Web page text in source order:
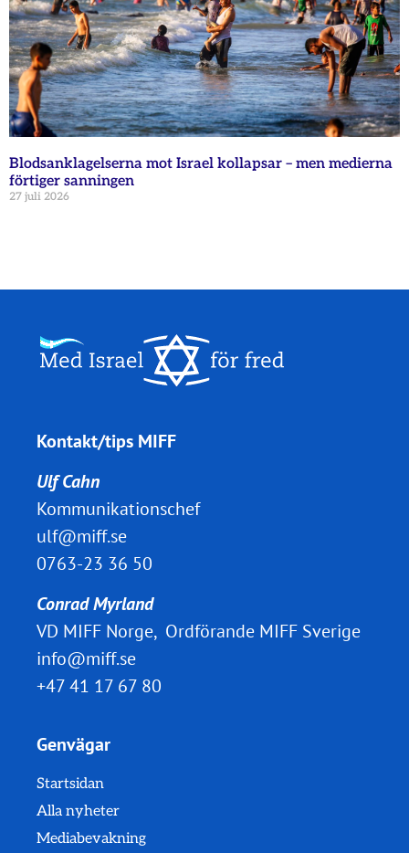
Blodsanklagelserna mot Israel kollapsar – men medierna
förtiger sanningen
27 juli 2026
Kontakt/tips MIFF
Ulf Cahn
Kommunikationschef
ulf@miff.se
0763-23 36 50
Conrad Myrland
VD MIFF Norge, Ordförande MIFF Sverige
info@miff.se
+47 41 17 67 80
Genvägar
Startsidan
Alla nyheter
Mediabevakning